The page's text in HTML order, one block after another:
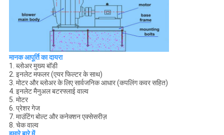
मानक आपूर्ति का दायरा
1. ब्लोअर मुख्य बॉडी
2. इनलेट मफलर (एयर फिल्टर के साथ)
3. मोटर और ब्लोअर के लिए सार्वजनिक आधार (कपलिंग कवर सहित)
4. इनलेट मैनुअल बटरफ्लाई वाल्व
5. मोटर
6. प्रेशर गेज
7. माउंटिंग बोल्ट और कनेक्शन एक्सेसरीज़
8. चेक वाल्व